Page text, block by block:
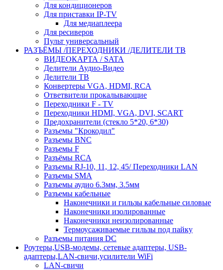
Для кондиционеров
Для приставки IP-TV
Для медиаплеера
Для ресиверов
Пульт универсальный
РАЗЪЁМЫ /ПЕРЕХОДНИКИ /ДЕЛИТЕЛИ ТВ
ВИДЕОКАРТА / SATA
Делители Аудио-Видео
Делители ТВ
Конвертеры VGA, HDMI, RCA
Ответвители прокалывающие
Переходники F - TV
Переходники HDMI, VGA, DVI, SCART
Предохранители (стекло 5*20, 6*30)
Разъемы "Крокодил"
Разъемы BNC
Разъемы F
Разъёмы RCA
Разъемы RJ-10, 11, 12, 45/ Переходники LAN
Разъемы SMA
Разъемы аудио 6.3мм, 3.5мм
Разъемы кабельные
Наконечники и гильзы кабельные силовые
Наконечники изолированные
Наконечники неизолированные
Термоусаживаемые гильзы под пайку
Разъемы питания DC
Роутеры,USB-модемы, сетевые адаптеры, USB-
адаптеры,LAN-свичи,усилители WiFi
LAN-свичи